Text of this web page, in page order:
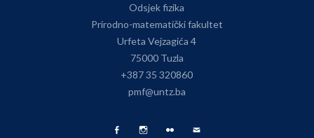
Odsjek fizika
Prirodno-matematički fakultet
Urfeta Vejzagića 4
75000 Tuzla
+387 35 320860
pmf@untz.ba